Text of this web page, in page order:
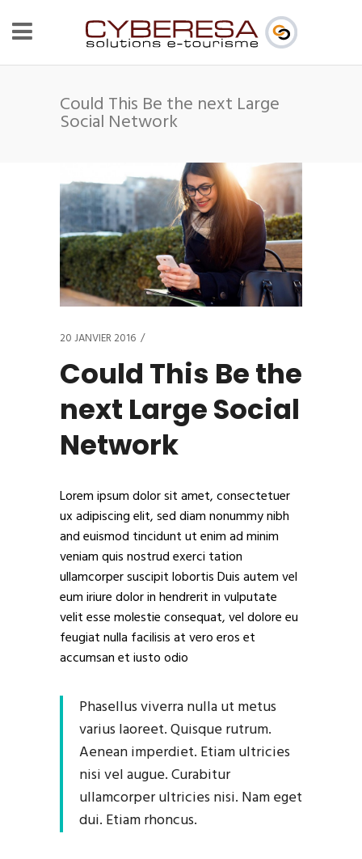
Could This Be the next Large
Social Network
20 JANVIER 2016
Could This Be the
next Large Social
Network
Lorem ipsum dolor sit amet, consectetuer
ux adipiscing elit, sed diam nonummy nibh
and euismod tincidunt ut enim ad minim
veniam quis nostrud exerci tation
ullamcorper suscipit lobortis Duis autem vel
eum iriure dolor in hendrerit in vulputate
velit esse molestie consequat, vel dolore eu
feugiat nulla facilisis at vero eros et
accumsan et iusto odio
Phasellus viverra nulla ut metus
varius laoreet. Quisque rutrum.
Aenean imperdiet. Etiam ultricies
nisi vel augue. Curabitur
ullamcorper ultricies nisi. Nam eget
dui. Etiam rhoncus.